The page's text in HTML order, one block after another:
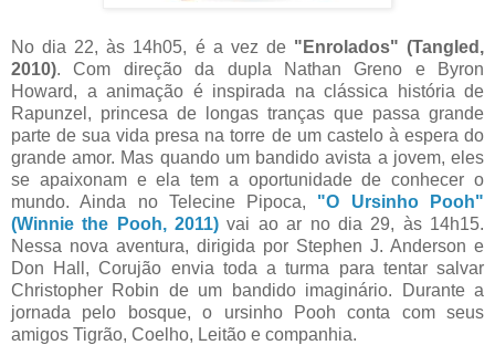
No dia 22, às 14h05, é a vez de "Enrolados" (Tangled,
2010). Com direção da dupla Nathan Greno e Byron
Howard, a animação é inspirada na clássica história de
Rapunzel, princesa de longas tranças que passa grande
parte de sua vida presa na torre de um castelo à espera do
grande amor. Mas quando um bandido avista a jovem, eles
se apaixonam e ela tem a oportunidade de conhecer o
mundo. Ainda no Telecine Pipoca,
"O Ursinho Pooh"
(Winnie the Pooh, 2011) vai ao ar no dia 29, às 14h15.
Nessa nova aventura, dirigida por Stephen J. Anderson e
Don Hall, Corujão envia toda a turma para tentar salvar
Christopher Robin de um bandido imaginário. Durante a
jornada pelo bosque, o ursinho Pooh conta com seus
amigos Tigrão, Coelho, Leitão e companhia.